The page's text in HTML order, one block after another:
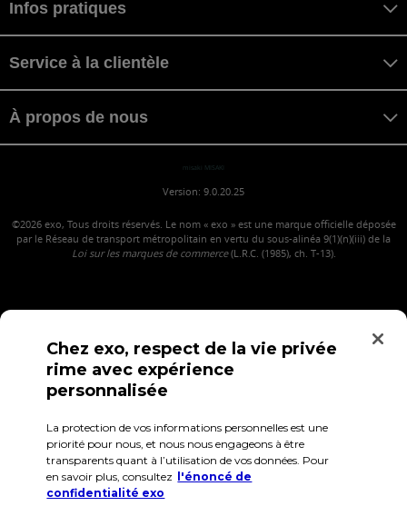
Infos pratiques
Service à la clientèle
À propos de nous
misaki MISAKI
Version: 9.0.20.25
©2026 exo, Tous droits réservés. Le nom « exo » est une marque officielle déposée
par le Réseau de transport métropolitain en vertu du sous-alinéa 9(1)(n)(iii) de la
Loi sur les marques de commerce(L.R.C. (1985), ch. T-13).
Confidentialité Conditions d'utilisation Accès employés
Chez exo, respect de la vie privée
rime avec expérience
personnalisée
La protection de vos informations personnelles est une
priorité pour nous, et nous nous engageons à être
transparents quant à l’utilisation de vos données. Pour
en savoir plus, consultez
l'énoncé de
confidentialité exo